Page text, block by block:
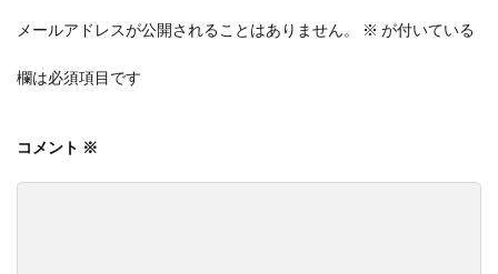
メールアドレスが公開されることはありません。 ※ が付いている
欄は必須項目です
コメント ※